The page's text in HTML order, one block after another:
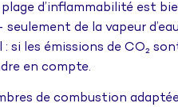
d’inflammabilité est
de la vapeur
si les émissions de CO₂
en compte.
de combustion